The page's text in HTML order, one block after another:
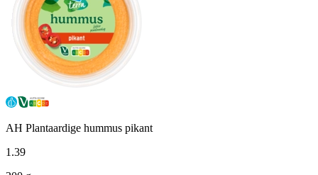
AH Plantaardige hummus pikant
1 .39